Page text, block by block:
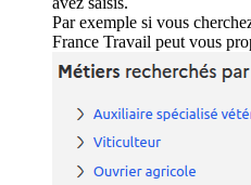
Par exemple si vous
France Travail peut vous